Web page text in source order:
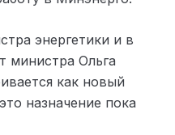
энергетики и в
министра Ольга
как новый
назначение пока